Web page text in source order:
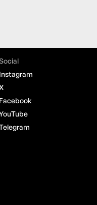
Instagram
X
Facebook